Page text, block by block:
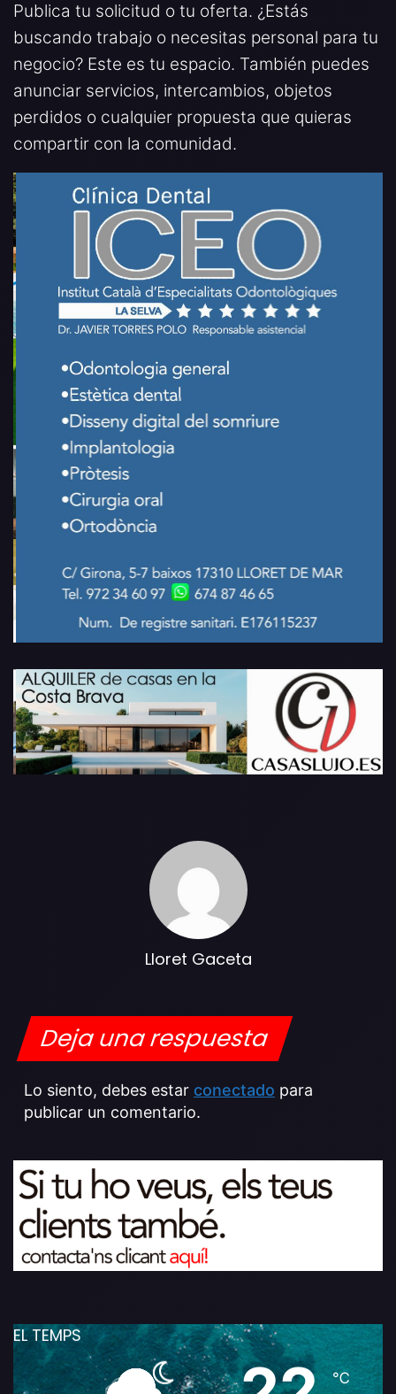
Publica tu solicitud o tu oferta. ¿Estás
buscando trabajo o necesitas personal para tu
negocio? Este es tu espacio. También puedes
anunciar servicios, intercambios, objetos
perdidos o cualquier propuesta que quieras
compartir con la comunidad.
Lloret Gaceta
Deja una respuesta
Lo siento, debes estar conectado para
publicar un comentario.
EL TEMPS
℃